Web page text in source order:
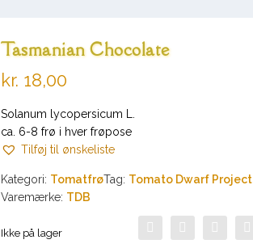
Tasmanian Chocolate
kr. 18,00
Solanum lycopersicum L.
ca. 6-8 frø i hver frøpose
Tilføj til ønskeliste
Kategori: TomatfrøTag: Tomato Dwarf Project
Varemærke: TDB
Ikke på lager